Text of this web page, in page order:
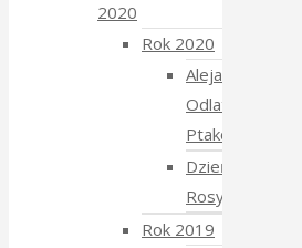
2020
Rok 2020
Aleja
Odlatujących
Ptaków
Dzień
Rosyjski
Rok 2019